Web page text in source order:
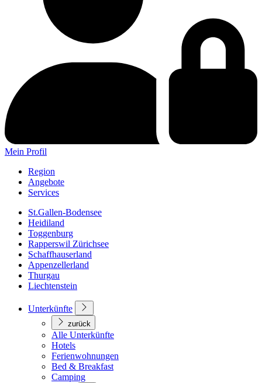
Mein Profil
Region
Angebote
Services
St.Gallen-Bodensee
Heidiland
Toggenburg
Rapperswil Zürichsee
Schaffhauserland
Appenzellerland
Thurgau
Liechtenstein
Unterkünfte
zurück
Alle Unterkünfte
Hotels
Ferienwohnungen
Bed & Breakfast
Camping